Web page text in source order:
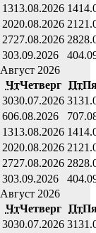
1313.08.2026 14
2020.08.2026 21
2727.08.2026 28
303.09.2026 4
Август 2026
ЧтЧетверг Пт
3030.07.2026 31
606.08.2026 7
1313.08.2026 14
2020.08.2026 21
2727.08.2026 28
303.09.2026 4
Август 2026
ЧтЧетверг Пт
3030.07.2026 31